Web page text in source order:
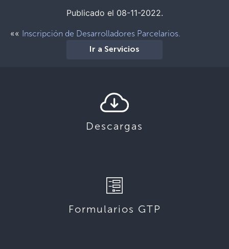
Publicado el 08-11-2022.
«« Inscripción de Desarrolladores Parcelarios.
Ir a Servicios
Descargas
Formularios GTP